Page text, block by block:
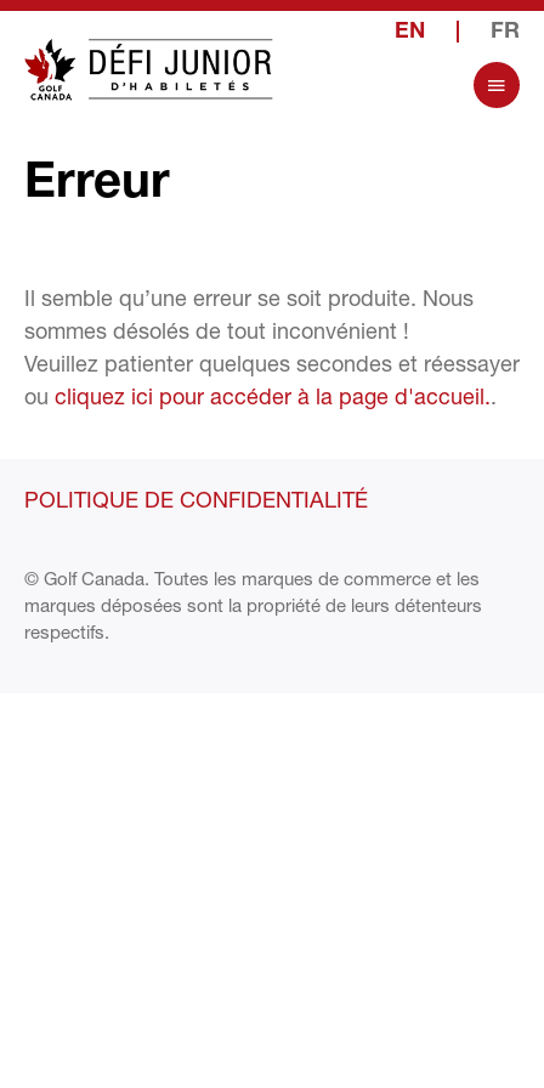
EN FR
Erreur
Il semble qu’une erreur se soit produite. Nous
sommes désolés de tout inconvénient !
Veuillez patienter quelques secondes et réessayer
ou cliquez ici pour accéder à la page d'accueil..
POLITIQUE DE CONFIDENTIALITÉ
© Golf Canada. Toutes les marques de commerce et les
marques déposées sont la propriété de leurs détenteurs
respectifs.